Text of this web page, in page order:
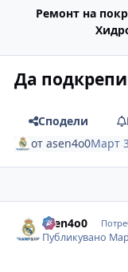
Ремонт на
Да
Сподели
отasen4o0Март
asen4o0
Публикувано